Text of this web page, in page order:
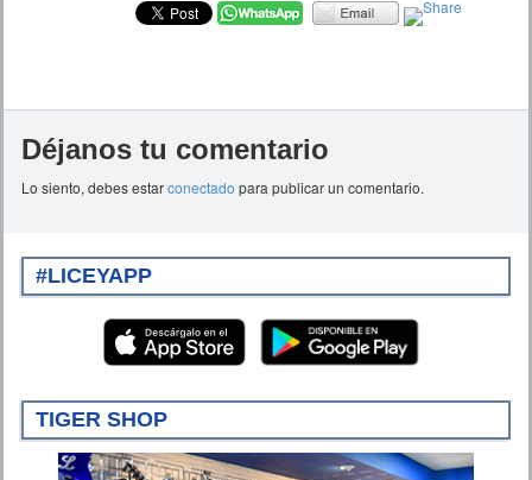
Déjanos tu comentario
Lo siento, debes estarconectado para publicar un comentario.
#LICEYAPP
TIGER SHOP